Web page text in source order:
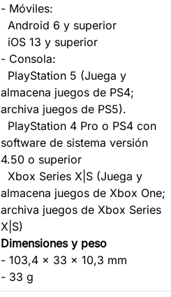
- Móviles:
Android 6 y superior
iOS 13 y superior
- Consola:
PlayStation 5 (Juega y
almacena juegos de PS4;
archiva juegos de PS5).
PlayStation 4 Pro o PS4 con
software de sistema versión
4.50 o superior
Xbox Series X|S (Juega y
almacena juegos de Xbox One;
archiva juegos de Xbox Series
X|S)
Dimensiones y peso
- 103,4 x 33 x 10,3 mm
- 33 g